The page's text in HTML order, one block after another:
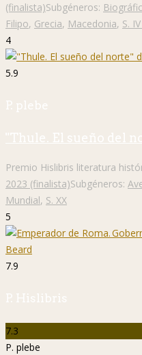
(finalista)Subgéneros:
Filipo, Grecia, Macedonia, S.
4
5.9
P. plebe
"Thule. El sueño del
Premio Hislibris literatura
2023 (finalista)Subgéneros:
Mundial, S. XX
5
7.9
P. Hislibris
7.3
P. plebe